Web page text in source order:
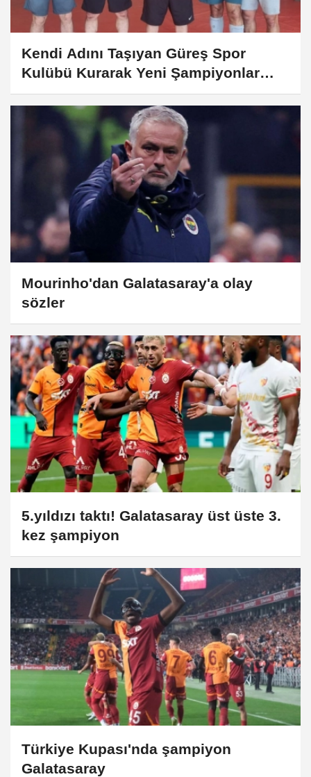
Kendi Adını Taşıyan Güreş Spor
Kulübü Kurarak Yeni Şampiyonlar
Yetiştiriyor
Mourinho'dan Galatasaray'a olay
sözler
5.yıldızı taktı! Galatasaray üst üste 3.
kez şampiyon
Türkiye Kupası'nda şampiyon
Galatasaray